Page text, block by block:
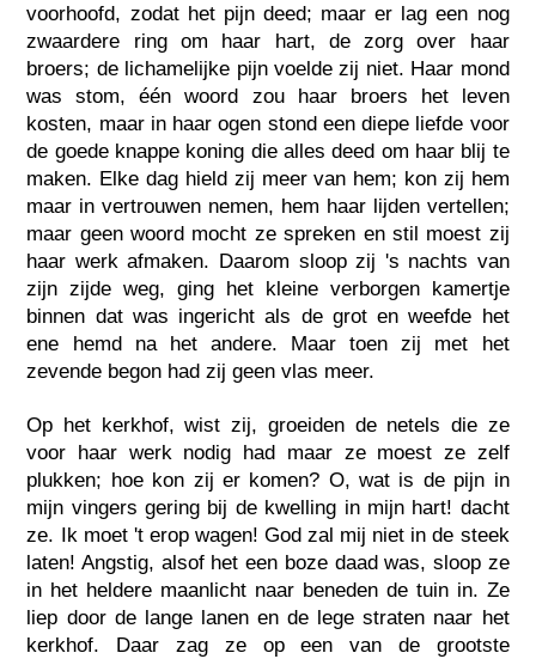
voorhoofd, zodat het pijn deed; maar er lag een nog
zwaardere ring om haar hart, de zorg over haar
broers; de lichamelijke pijn voelde zij niet. Haar mond
was stom, één woord zou haar broers het leven
kosten, maar in haar ogen stond een diepe liefde voor
de goede knappe koning die alles deed om haar blij te
maken. Elke dag hield zij meer van hem; kon zij hem
maar in vertrouwen nemen, hem haar lijden vertellen;
maar geen woord mocht ze spreken en stil moest zij
haar werk afmaken. Daarom sloop zij 's nachts van
zijn zijde weg, ging het kleine verborgen kamertje
binnen dat was ingericht als de grot en weefde het
ene hemd na het andere. Maar toen zij met het
zevende begon had zij geen vlas meer.
Op het kerkhof, wist zij, groeiden de netels die ze
voor haar werk nodig had maar ze moest ze zelf
plukken; hoe kon zij er komen? O, wat is de pijn in
mijn vingers gering bij de kwelling in mijn hart! dacht
ze. Ik moet 't erop wagen! God zal mij niet in de steek
laten! Angstig, alsof het een boze daad was, sloop ze
in het heldere maanlicht naar beneden de tuin in. Ze
liep door de lange lanen en de lege straten naar het
kerkhof. Daar zag ze op een van de grootste